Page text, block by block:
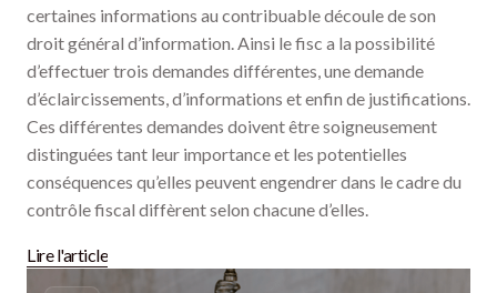
certaines informations au contribuable découle de son
droit général d’information. Ainsi le fisc a la possibilité
d’effectuer trois demandes différentes, une demande
d’éclaircissements, d’informations et enfin de justifications.
Ces différentes demandes doivent être soigneusement
distinguées tant leur importance et les potentielles
conséquences qu’elles peuvent engendrer dans le cadre du
contrôle fiscal diffèrent selon chacune d’elles.
Lire l'article